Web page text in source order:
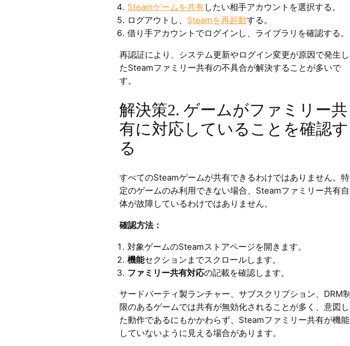
Steamゲームを共有したい相手アカウントを選択する。
ログアウトし、 Steamを再起動する。
借り手アカウントでログインし、ライブラリを確認する。
再認証により、システム更新やログイン変更が原因で発生し
たSteamファミリー共有の不具合が解決することが多いで
す。
解決策2. ゲームがファミリー共
有に対応していることを確認す
る
すべてのSteamゲームが共有できるわけではありません。特
定のゲームのみ利用できない場合、Steamファミリー共有自
体が故障しているわけではありません。
確認方法：
対象ゲームのSteamストアページを開きます。
機能セクションまでスクロールします。
ファミリー共有対応の記載を確認します。
サードパーティ製ランチャー、サブスクリプション、DRM制
限のあるゲームでは共有が無効化されることが多く、意図し
た動作であるにもかかわらず、Steamファミリー共有が機能
していないように見える場合があります。